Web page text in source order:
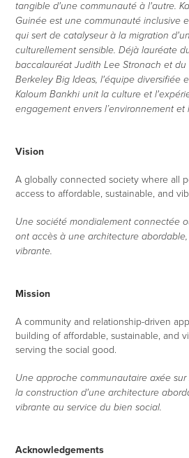
tangible d'une communauté à l'autre.
Guinée est une communauté inclusive
qui sert de catalyseur à la migration
culturellement sensible. Déjà lauréate
baccalauréat Judith Lee Stronach et du
Berkeley Big Ideas, l'équipe diversifiée
Kaloum Bankhi unit la culture et
engagement envers l’environnement et
Vision
A globally connected society where all
access to affordable, sustainable, and
Une société mondialement connectée
ont accès à une architecture
vibrante.
Mission
A community and relationship-driven
building of affordable, sustainable, and
serving the social good.
Une approche communautaire axée
la construction d'une architecture
vibrante au service du bien social.
Acknowledgements